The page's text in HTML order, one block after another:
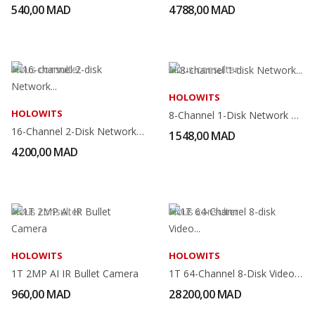
540,00 MAD 4 788,00 MAD
Nous consulter
HOLOWITS
16-Channel 2-Disk Network Video Recorder With...
4 200,00 MAD
Nous consulter
HOLOWITS
8-Channel 1-Disk Network Video Recorder
1 548,00 MAD
Nous consulter
HOLOWITS
1T 2MP AI IR Bullet Camera
960,00 MAD
Nous consulter
HOLOWITS
1T 64-Channel 8-Disk Video Intelligent Platform
28 200,00 MAD